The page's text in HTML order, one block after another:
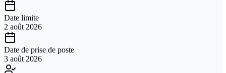
Date limite
2 août 2026
Date de prise de poste
3 août 2026